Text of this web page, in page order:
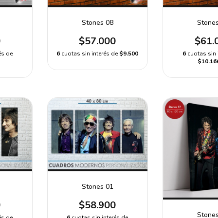
de
Stones 08
$57.000
6 cuotas sin interés de$9.500 6 cuotas sin
Stones 01
$58.900